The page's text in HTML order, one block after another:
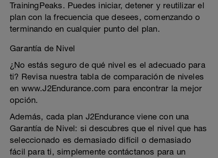
TrainingPeaks. Puedes iniciar, detener y reutilizar el
plan con la frecuencia que desees, comenzando o
terminando en cualquier punto del plan.
Garantía de Nivel
¿No estás seguro de qué nivel es el adecuado para
ti? Revisa nuestra tabla de comparación de niveles
en www.J2Endurance.com para encontrar la mejor
opción.
Además, cada plan J2Endurance viene con una
Garantía de Nivel: si descubres que el nivel que has
seleccionado es demasiado difícil o demasiado
fácil para ti, simplemente contáctanos para un